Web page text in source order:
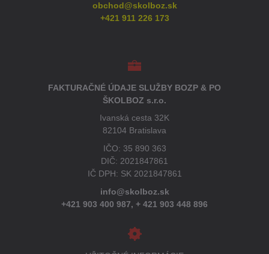
obchod@skolboz.sk
+421 911 226 173
FAKTURAČNÉ ÚDAJE SLUŽBY BOZP & PO
ŠKOLBOZ s.r.o.
Ivanská cesta 32K
82104 Bratislava
IČO: 35 890 363
DIČ: 2021847861
IČ DPH: SK 2021847861
info@skolboz.sk
+421 903 400 987, + 421 903 448 896